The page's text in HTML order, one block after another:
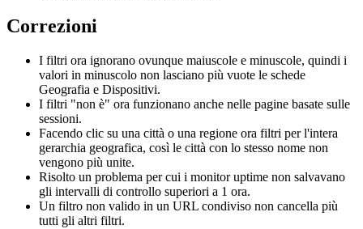
Correzioni
I filtri ora ignorano ovunque maiuscole e minuscole, quindi i
valori in minuscolo non lasciano più vuote le schede
Geografia e Dispositivi.
I filtri "non è" ora funzionano anche nelle pagine basate sulle
sessioni.
Facendo clic su una città o una regione ora filtri per l'intera
gerarchia geografica, così le città con lo stesso nome non
vengono più unite.
Risolto un problema per cui i monitor uptime non salvavano
gli intervalli di controllo superiori a 1 ora.
Un filtro non valido in un URL condiviso non cancella più
tutti gli altri filtri.